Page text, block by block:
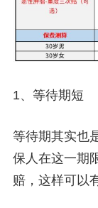
1、等待期短
等待期其实也
保人在这一期
赔，这样可以